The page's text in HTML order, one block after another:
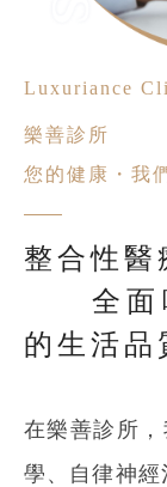
Luxuriance
樂善診所
您的健康・我
整合性醫
全面呵
的生活品
在樂善診所
學、自律神